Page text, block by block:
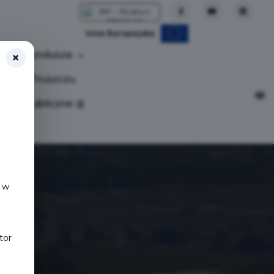
Unia Europejska
Fundusze
w Pruszczu
publiczne
×
w